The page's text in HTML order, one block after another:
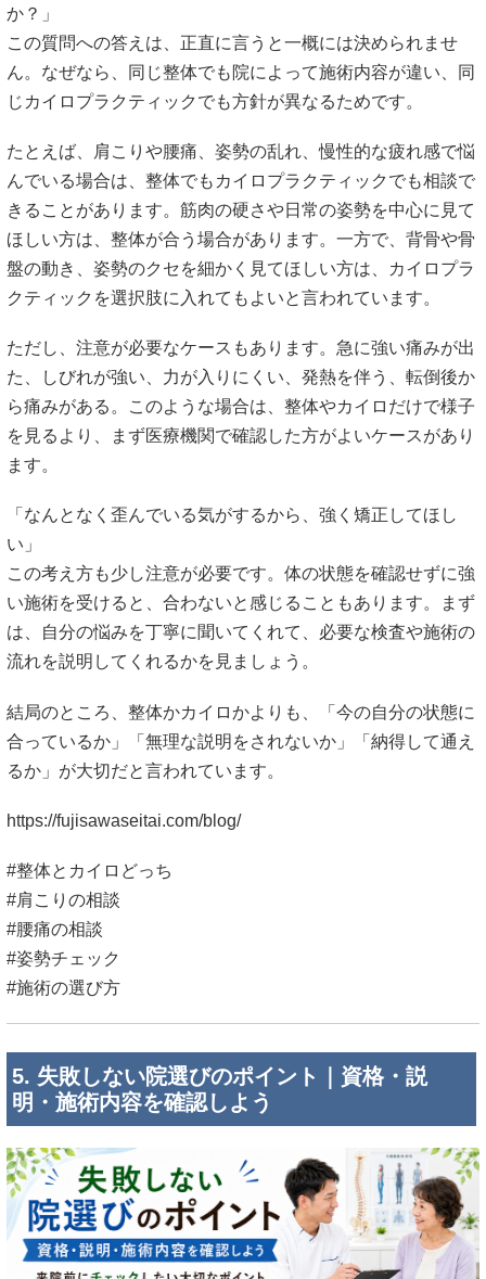
か？」
この質問への答えは、正直に言うと一概には決められませ
ん。なぜなら、同じ整体でも院によって施術内容が違い、同
じカイロプラクティックでも方針が異なるためです。
たとえば、肩こりや腰痛、姿勢の乱れ、慢性的な疲れ感で悩
んでいる場合は、整体でもカイロプラクティックでも相談で
きることがあります。筋肉の硬さや日常の姿勢を中心に見て
ほしい方は、整体が合う場合があります。一方で、背骨や骨
盤の動き、姿勢のクセを細かく見てほしい方は、カイロプラ
クティックを選択肢に入れてもよいと言われています。
ただし、注意が必要なケースもあります。急に強い痛みが出
た、しびれが強い、力が入りにくい、発熱を伴う、転倒後か
ら痛みがある。このような場合は、整体やカイロだけで様子
を見るより、まず医療機関で確認した方がよいケースがあり
ます。
「なんとなく歪んでいる気がするから、強く矯正してほし
い」
この考え方も少し注意が必要です。体の状態を確認せずに強
い施術を受けると、合わないと感じることもあります。まず
は、自分の悩みを丁寧に聞いてくれて、必要な検査や施術の
流れを説明してくれるかを見ましょう。
結局のところ、整体かカイロかよりも、「今の自分の状態に
合っているか」「無理な説明をされないか」「納得して通え
るか」が大切だと言われています。
https://fujisawaseitai.com/blog/
#整体とカイロどっち
#肩こりの相談
#腰痛の相談
#姿勢チェック
#施術の選び方
5. 失敗しない院選びのポイント｜資格・説
明・施術内容を確認しよう